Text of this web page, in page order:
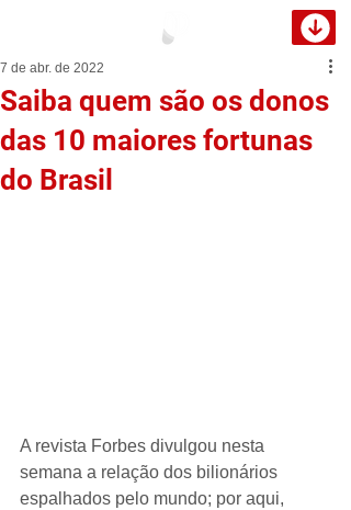
Saiba quem são os donos
das 10 maiores fortunas
do Brasil
7 de abr. de 2022
A revista Forbes divulgou nesta
semana a relação dos bilionários
espalhados pelo mundo; por aqui,